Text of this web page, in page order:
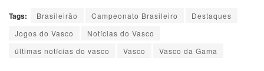
Tags: Brasileirão Campeonato Brasileiro
Destaques
Jogos do Vasco
Notícias do Vasco
últimas notícias do vasco
Vasco Vasco da Gama